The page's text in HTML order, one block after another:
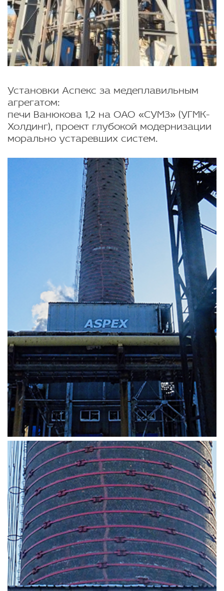
Установки Аспекс за медеплавильным
агрегатом:
печи Ванюкова 1,2 на ОАО «СУМЗ» (УГМК-
Холдинг), проект глубокой модернизации
морально устаревших систем.